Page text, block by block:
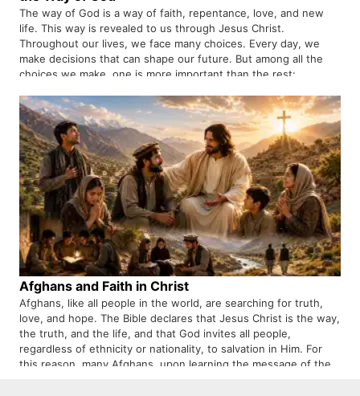
The way of God is a way of faith, repentance, love, and new
life. This way is revealed to us through Jesus Christ.
Throughout our lives, we face many choices. Every day, we
make decisions that can shape our future. But among all the
choices we make, one is more important than the rest:
teaches us that this way is found in Jesus Christ. Jesus is not
only the One who shows us the way to God. He is the Way
Himself.
Afghans and Faith in Christ
Afghans, like all people in the world, are searching for truth,
love, and hope. The Bible declares that Jesus Christ is the way,
the truth, and the life, and that God invites all people,
regardless of ethnicity or nationality, to salvation in Him. For
this reason, many Afghans, upon learning the message of the